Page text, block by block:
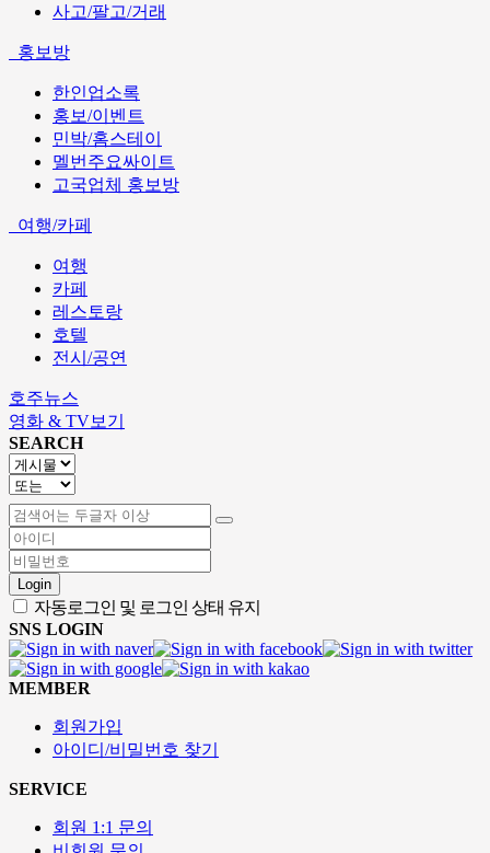
사고/팔고/거래
홍보방
한인업소록
홍보/이벤트
민박/홈스테이
멜번주요싸이트
고국업체 홍보방
여행/카페
여행
카페
레스토랑
호텔
전시/공연
호주뉴스
영화 & TV보기
SEARCH
Login
자동로그인 및 로그인 상태 유지
SNS LOGIN
MEMBER
회원가입
아이디/비밀번호 찾기
SERVICE
회원 1:1 문의